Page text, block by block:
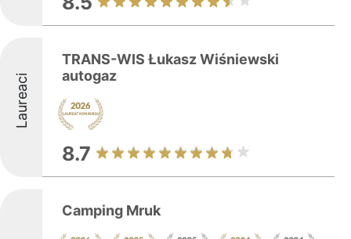
Laureaci
TRANS-WIS Łukasz Wiśniewski
autogaz
8.7
Camping Mruk